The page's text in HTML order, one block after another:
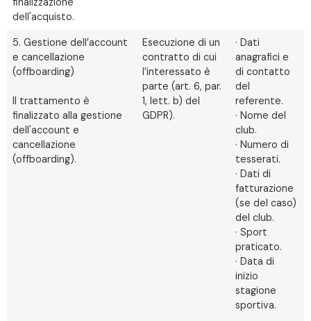
dell'acquisto.
5. Gestione dell’account
e cancellazione
(offboarding)
Il trattamento è
finalizzato alla gestione
dell'account e
cancellazione
(offboarding).
Esecuzione di un
contratto di cui
l’interessato è
parte (art. 6, par.
1, lett. b) del
GDPR).
· Dati
anagrafici e
di contatto
del
referente.
· Nome del
club.
· Numero di
tesserati.
· Dati di
fatturazione
(se del caso)
del club.
· Sport
praticato.
· Data di
inizio
stagione
sportiva.